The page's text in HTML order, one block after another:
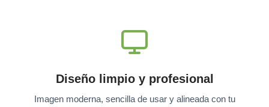
Diseño limpio y profesional
Imagen moderna, sencilla de usar y alineada con tu